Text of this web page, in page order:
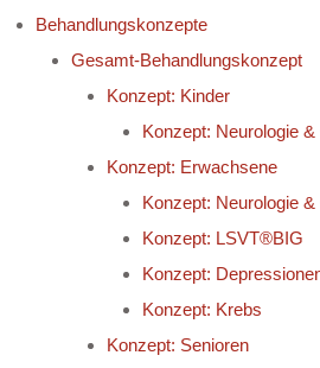
Behandlungskonzepte
Gesamt-Behandlungskonzept
Konzept: Kinder
Konzept: Neurologie
Konzept: Erwachsene
Konzept: Neurologie
Konzept: LSVT®BIG
Konzept:
Konzept: Krebs
Konzept: Senioren